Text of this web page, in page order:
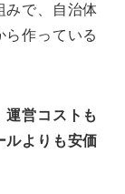
みで、自治体
ら作っている
運営コストも
ルよりも安価